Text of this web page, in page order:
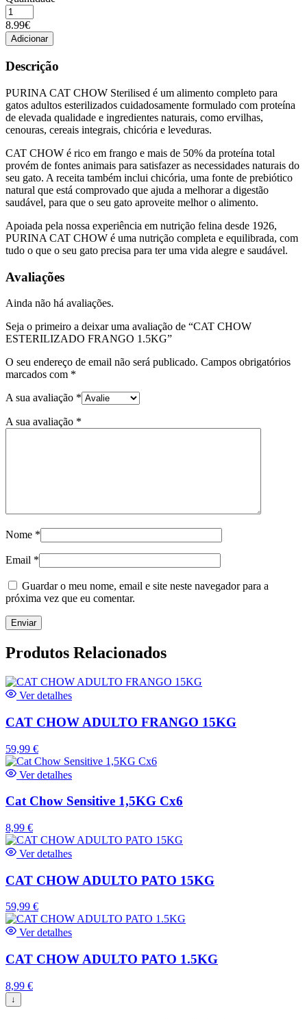
Quantidade
de
CAT
CHOW
ESTERILIZADO
FRANGO
8.99€
Adicionar
Descrição
PURINA CAT CHOW Sterilised é um alimento completo para
gatos adultos esterilizados cuidadosamente formulado com proteína
de elevada qualidade e ingredientes naturais, como ervilhas,
cenouras, cereais integrais, chicória e leveduras.
CAT CHOW é rico em frango e mais de 50% da proteína total
provém de fontes animais para satisfazer as necessidades naturais do
seu gato. A receita também inclui chicória, uma fonte de prebiótico
natural que está comprovado que ajuda a melhorar a digestão
saudável, para que o seu gato aproveite melhor o alimento.
Apoiada pela nossa experiência em nutrição felina desde 1926,
PURINA CAT CHOW é uma nutrição completa e equilibrada, com
tudo o que o seu gato precisa para ter uma vida alegre e saudável.
Avaliações
Ainda não há avaliações.
Seja o primeiro a deixar uma avaliação de “CAT CHOW
ESTERILIZADO FRANGO 1.5KG”
O seu endereço de email não será publicado. Campos obrigatórios
marcados com *
A sua avaliação *
A sua avaliação *
Nome *
Email *
Guardar o meu nome, email e site neste navegador para a
próxima vez que eu comentar.
Produtos Relacionados
Ver detalhes
CAT CHOW ADULTO FRANGO 15KG
59,99 €
Ver detalhes
Cat Chow Sensitive 1,5KG Cx6
8,99 €
Ver detalhes
CAT CHOW ADULTO PATO 15KG
59,99 €
Ver detalhes
CAT CHOW ADULTO PATO 1.5KG
8,99 €
↓